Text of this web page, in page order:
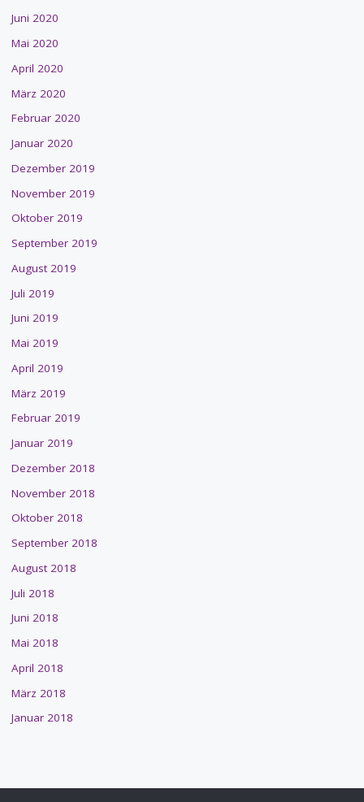
Juni 2020
Mai 2020
April 2020
März 2020
Februar 2020
Januar 2020
Dezember 2019
November 2019
Oktober 2019
September 2019
August 2019
Juli 2019
Juni 2019
Mai 2019
April 2019
März 2019
Februar 2019
Januar 2019
Dezember 2018
November 2018
Oktober 2018
September 2018
August 2018
Juli 2018
Juni 2018
Mai 2018
April 2018
März 2018
Januar 2018